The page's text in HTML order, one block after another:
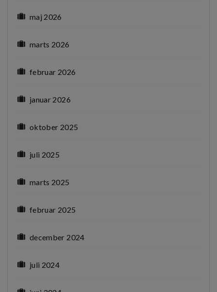
maj 2026
marts 2026
februar 2026
januar 2026
oktober 2025
juli 2025
marts 2025
februar 2025
december 2024
juli 2024